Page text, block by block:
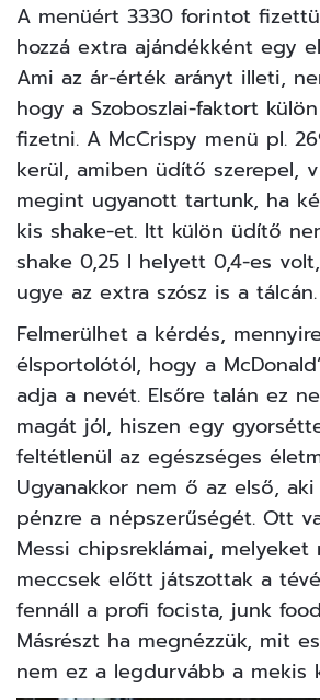
A menüért 3330 forintot
hozzá extra ajándékként egy
Ami az ár-érték arányt illeti,
hogy a Szoboszlai-faktort
fizetni. A McCrispy menü pl.
kerül, amiben üdítő szerepel,
megint ugyanott tartunk, ha
kis shake-et. Itt külön üdítő
shake 0,25 l helyett 0,4-es
ugye az extra szósz is a tálcán.
Felmerülhet a kérdés,
élsportolótól, hogy a
adja a nevét. Elsőre talán ez
magát jól, hiszen egy
feltétlenül az egészséges
Ugyanakkor nem ő az első,
pénzre a népszerűségét. Ott
Messi chipsreklámai, melyeket
meccsek előtt játszottak a
fennáll a profi focista, junk
Másrészt ha megnézzük, mit
nem ez a legdurvább a mekis